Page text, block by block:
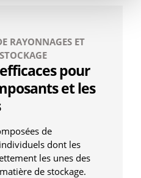
RAYONNAGES ET
pour
et les
de
dont les
les unes des
de stockage.